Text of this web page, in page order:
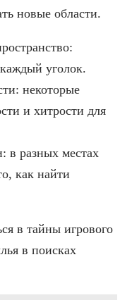
новые области.
уголок.
некоторые
и хитрости для
в разных местах
как найти
в тайны игрового
в поисках